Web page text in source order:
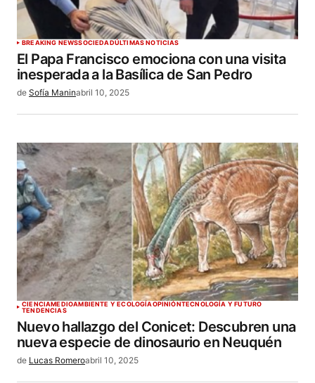
BREAKING NEWSSOCIEDADÚLTIMAS NOTICIAS
El Papa Francisco emociona con una visita
inesperada a la Basílica de San Pedro
de Sofía Maninabril 10, 2025
CIENCIAMEDIOAMBIENTE Y ECOLOGÍAOPINIÓNTECNOLOGÍA Y FUTURO
TENDENCIAS
Nuevo hallazgo del Conicet: Descubren una
nueva especie de dinosaurio en Neuquén
de Lucas Romeroabril 10, 2025